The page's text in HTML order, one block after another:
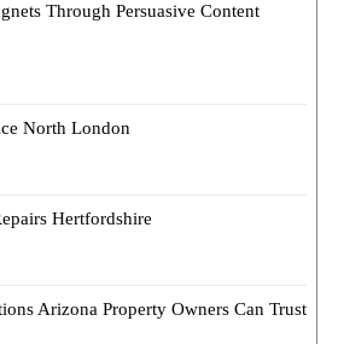
Through Persuasive Content
North London
Hertfordshire
Arizona Property Owners Can Trust